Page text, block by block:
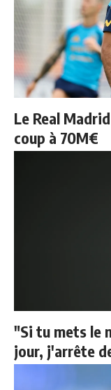
Le Real
coup à 70M€
"Si tu mets le
jour, j'arrête